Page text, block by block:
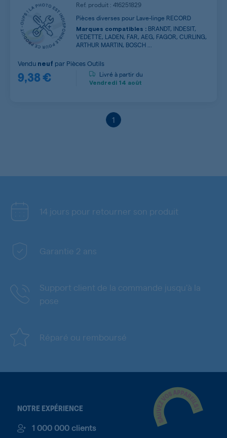
Ref. produit : 416251829
Pièces diverses pour Lave-linge RECORD
Marques compatibles : BRANDT, INDESIT,
VEDETTE, LADEN, FAR, AEG, FAGOR, CURLING,
ARTHUR MARTIN, BOSCH ...
9,38 €
Vendu neuf par Pièces Outils
Livré à partir du
Vendredi 14 août
1
14 jours pour retourner son produit
Garantie 2 ans
Support client de la commande jusqu'à la
pose
Réparé ou remboursé
NOTRE EXPÉRIENCE
1 000 000 clients